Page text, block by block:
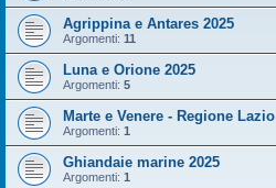
Agrippina e Antares 2025
Argomenti: 11
Luna e Orione 2025
Argomenti: 5
Marte e Venere - Regione Lazio
Argomenti: 1
Ghiandaie marine 2025
Argomenti: 1